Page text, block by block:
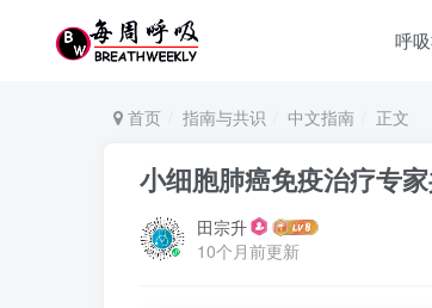
呼
首页 指南与共识 中文指南 正文
小细胞肺癌免疫治疗专家
田宗升
10个月前更新